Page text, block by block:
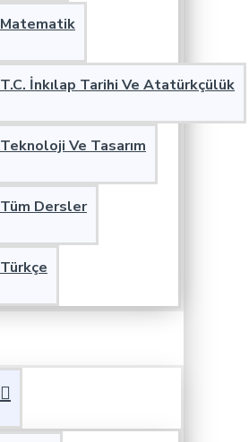
Matematik
T.C. İnkılap Tarihi Ve Atatürkçülük
Teknoloji Ve Tasarım
Tüm Dersler
Türkçe